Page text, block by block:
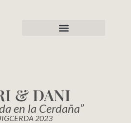
& DANI
en la Cerdaña”
2023